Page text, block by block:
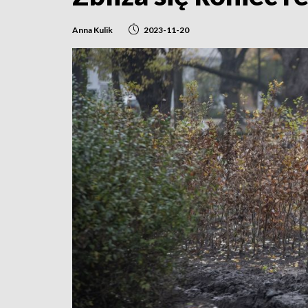
Anna Kulik 2023-11-20